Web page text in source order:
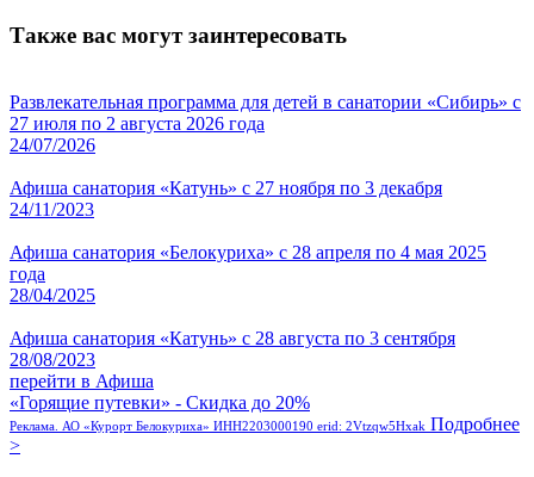
Также вас могут заинтересовать
Развлекательная программа для детей в санатории «Сибирь» с
27 июля по 2 августа 2026 года
24/07/2026
Афиша санатория «Катунь» с 27 ноября по 3 декабря
24/11/2023
Афиша санатория «Белокуриха» с 28 апреля по 4 мая 2025
года
28/04/2025
Афиша санатория «Катунь» с 28 августа по 3 сентября
28/08/2023
перейти в Афиша
«Горящие путевки» - Скидка до 20%
Реклама. АО «Курорт Белокуриха» ИНН2203000190 erid: 2Vtzqw5Hxak Подробнее
>